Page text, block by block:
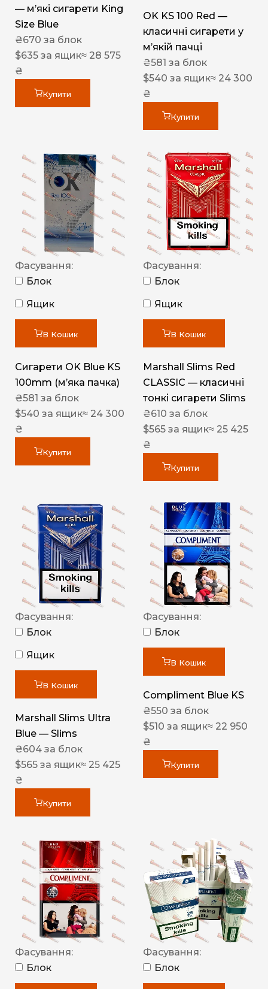
— м’які сигарети King
Size Blue
₴670 за блок
$635 за ящик≈ 28 575
₴
Купити
OK KS 100 Red —
класичні сигарети у
м’якій пачці
₴581 за блок
$540 за ящик≈ 24 300
₴
Купити
Фасування:
Блок
Ящик
В Кошик
Сигарети OK Blue KS
100mm (м’яка пачка)
₴581 за блок
$540 за ящик≈ 24 300
₴
Купити
Фасування:
Блок
Ящик
В Кошик
Marshall Slims Red
CLASSIC — класичні
тонкі сигарети Slims
₴610 за блок
$565 за ящик≈ 25 425
₴
Купити
Фасування:
Блок
Ящик
В Кошик
Marshall Slims Ultra
Blue — Slims
₴604 за блок
$565 за ящик≈ 25 425
₴
Купити
Фасування:
Блок
В Кошик
Compliment Blue KS
₴550 за блок
$510 за ящик≈ 22 950
₴
Купити
Фасування:
Блок
Фасування:
Блок